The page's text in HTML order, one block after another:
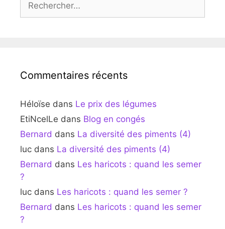
Commentaires récents
Héloïse dans Le prix des légumes
EtiNcelLe dans Blog en congés
Bernard dans La diversité des piments (4)
luc dans La diversité des piments (4)
Bernard dans Les haricots : quand les semer
?
luc dans Les haricots : quand les semer ?
Bernard dans Les haricots : quand les semer
?